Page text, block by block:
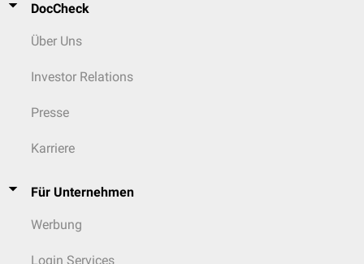
DocCheck
Über Uns
Investor Relations
Presse
Karriere
Für Unternehmen
Werbung
Login Services